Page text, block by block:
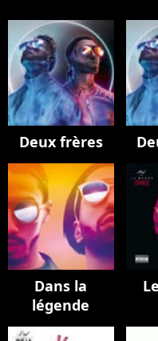
Deux frères
Dans la
légende